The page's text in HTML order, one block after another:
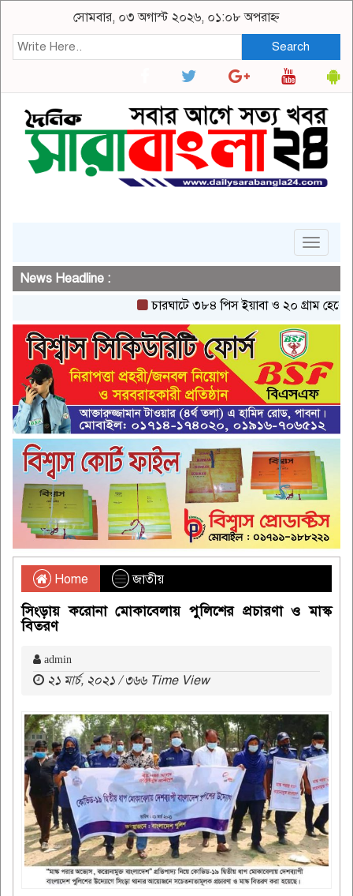
সোমবার, ০৩ অগাস্ট ২০২৬, ০১:০৮ অপরাহ্ন
Search
Toggle
News Headline :
চারঘাটে ৩৮৪ পিস ইয়াবা ও ২০ গ্রাম হেরোইনসহ
Home জাতীয়
সিংড়ায় করোনা মোকাবেলায় পুলিশের প্রচারণা ও মাস্ক
বিতরণ
admin
২১ মার্চ, ২০২১ / ৩৬৬ Time View